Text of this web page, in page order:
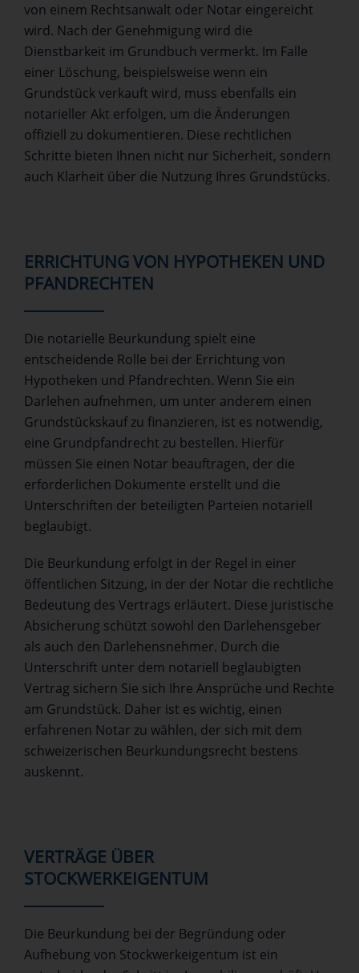
von einem Rechtsanwalt oder Notar eingereicht
wird. Nach der Genehmigung wird die
Dienstbarkeit im Grundbuch vermerkt. Im Falle
einer Löschung, beispielsweise wenn ein
Grundstück verkauft wird, muss ebenfalls ein
notarieller Akt erfolgen, um die Änderungen
offiziell zu dokumentieren. Diese rechtlichen
Schritte bieten Ihnen nicht nur Sicherheit, sondern
auch Klarheit über die Nutzung Ihres Grundstücks.
ERRICHTUNG VON HYPOTHEKEN UND
PFANDRECHTEN
Die notarielle Beurkundung spielt eine
entscheidende Rolle bei der Errichtung von
Hypotheken und Pfandrechten. Wenn Sie ein
Darlehen aufnehmen, um unter anderem einen
Grundstückskauf zu finanzieren, ist es notwendig,
eine Grundpfandrecht zu bestellen. Hierfür
müssen Sie einen Notar beauftragen, der die
erforderlichen Dokumente erstellt und die
Unterschriften der beteiligten Parteien notariell
beglaubigt.
Die Beurkundung erfolgt in der Regel in einer
öffentlichen Sitzung, in der der Notar die rechtliche
Bedeutung des Vertrags erläutert. Diese juristische
Absicherung schützt sowohl den Darlehensgeber
als auch den Darlehensnehmer. Durch die
Unterschrift unter dem notariell beglaubigten
Vertrag sichern Sie sich Ihre Ansprüche und Rechte
am Grundstück. Daher ist es wichtig, einen
erfahrenen Notar zu wählen, der sich mit dem
schweizerischen Beurkundungsrecht bestens
auskennt.
VERTRÄGE ÜBER
STOCKWERKEIGENTUM
Die Beurkundung bei der Begründung oder
Aufhebung von Stockwerkeigentum ist ein